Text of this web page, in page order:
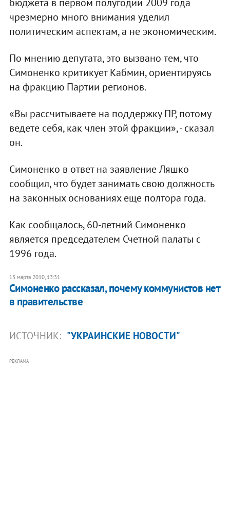
чрезмерно много внимания уделил
политическим аспектам, а не экономическим.
По мнению депутата, это вызвано тем, что
Симоненко критикует Кабмин, ориентируясь
на фракцию Партии регионов.
«Вы рассчитываете на поддержку ПР, потому
ведете себя, как член этой фракции», - сказал
он.
Симоненко в ответ на заявление Ляшко
сообщил, что будет занимать свою должность
на законных основаниях еще полтора года.
Как сообщалось, 60-летний Симоненко
является председателем Счетной палаты с
1996 года.
13 марта 2010, 13:31
Симоненко рассказал, почему коммунистов нет
в правительстве
ИСТОЧНИК: "УКРАИНСКИЕ НОВОСТИ"
РЕКЛАМА